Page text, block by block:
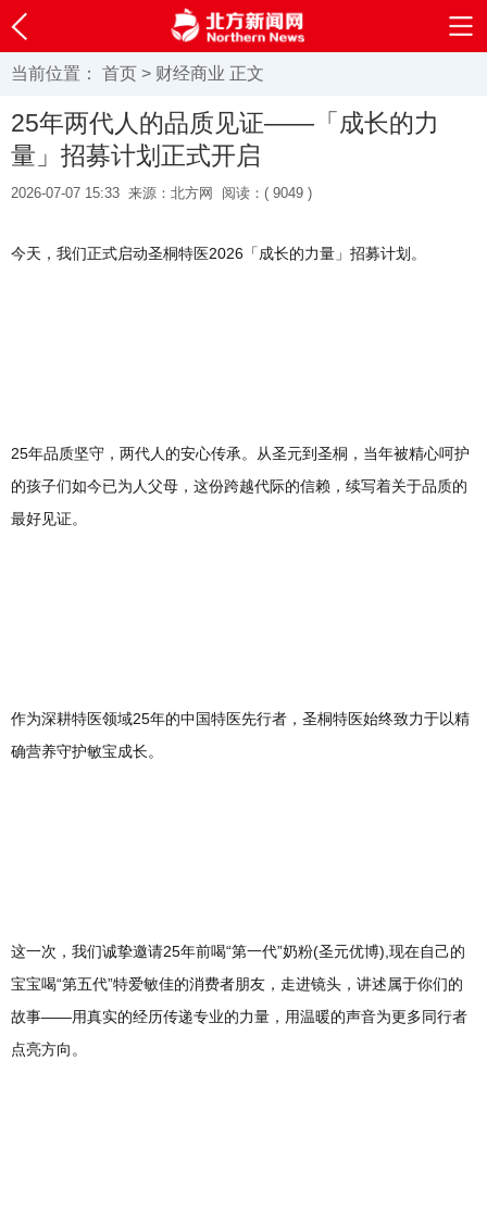
当前位置： 首页 > 财经商业 正文
25年两代人的品质见证——「成长的力
量」招募计划正式开启
2026-07-07 15:33 来源：北方网 阅读：( 9049 )
今天，我们正式启动圣桐特医2026「成长的力量」招募计划。
25年品质坚守，两代人的安心传承。从圣元到圣桐，当年被精心呵护
的孩子们如今已为人父母，这份跨越代际的信赖，续写着关于品质的
最好见证。
作为深耕特医领域25年的中国特医先行者，圣桐特医始终致力于以精
确营养守护敏宝成长。
这一次，我们诚挚邀请25年前喝“第一代”奶粉(圣元优博),现在自己的
宝宝喝“第五代”特爱敏佳的消费者朋友，走进镜头，讲述属于你们的
故事——用真实的经历传递专业的力量，用温暖的声音为更多同行者
点亮方向。